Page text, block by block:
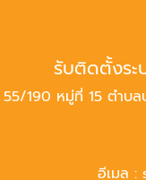
รับติดตั้งร
55/190 หมู่ที่ 15 ตำบล
อีเมล :